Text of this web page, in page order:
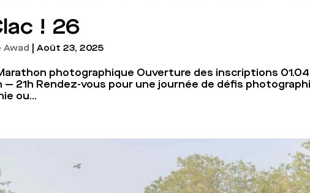
! 26
Awad |Août 23, 2025
photographique Ouverture des inscriptions
— 21h Rendez-vous pour une journée de défis
ou...